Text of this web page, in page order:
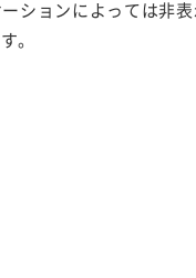
ションによっては非
。